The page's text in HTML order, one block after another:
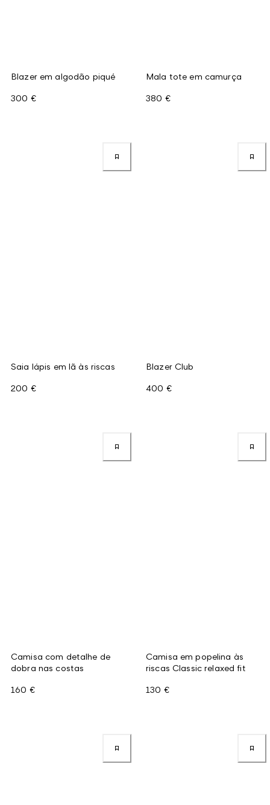
Blazer em algodão piqué
300 €
Mala tote em camurça
380 €
Saia lápis em lã às riscas
200 €
Blazer Club
400 €
Camisa com detalhe de
dobra nas costas
160 €
Camisa em popelina às
riscas Classic relaxed fit
130 €